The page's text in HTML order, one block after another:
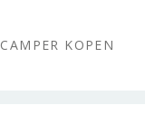
CAMPER KOPEN